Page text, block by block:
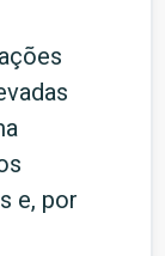
e, por